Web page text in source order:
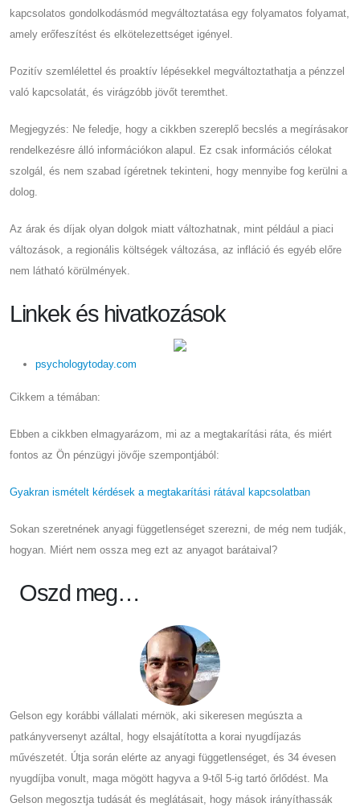
kapcsolatos gondolkodásmód megváltoztatása egy folyamatos folyamat,
amely erőfeszítést és elkötelezettséget igényel.
Pozitív szemlélettel és proaktív lépésekkel megváltoztathatja a pénzzel
való kapcsolatát, és virágzóbb jövőt teremthet.
Megjegyzés: Ne feledje, hogy a cikkben szereplő becslés a megírásakor
rendelkezésre álló információkon alapul. Ez csak információs célokat
szolgál, és nem szabad ígéretnek tekinteni, hogy mennyibe fog kerülni a
dolog.
Az árak és díjak olyan dolgok miatt változhatnak, mint például a piaci
változások, a regionális költségek változása, az infláció és egyéb előre
nem látható körülmények.
Linkek és hivatkozások
psychologytoday.com
Cikkem a témában:
Ebben a cikkben elmagyarázom, mi az a megtakarítási ráta, és miért
fontos az Ön pénzügyi jövője szempontjából:
Gyakran ismételt kérdések a megtakarítási rátával kapcsolatban
Sokan szeretnének anyagi függetlenséget szerezni, de még nem tudják,
hogyan. Miért nem ossza meg ezt az anyagot barátaival?
Oszd meg…
Gelson egy korábbi vállalati mérnök, aki sikeresen megúszta a
patkányversenyt azáltal, hogy elsajátította a korai nyugdíjazás
művészetét. Útja során elérte az anyagi függetlenséget, és 34 évesen
nyugdíjba vonult, maga mögött hagyva a 9-től 5-ig tartó őrlődést. Ma
Gelson megosztja tudását és meglátásait, hogy mások irányíthassák